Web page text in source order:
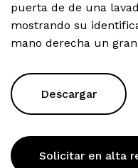
puerta de de una
mostrando su
mano derecha un
Descargar
Solicitar en alta